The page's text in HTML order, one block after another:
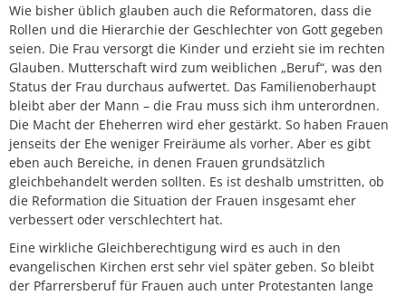
Wie bisher üblich glauben auch die Reformatoren, dass die
Rollen und die Hierarchie der Geschlechter von Gott gegeben
seien. Die Frau versorgt die Kinder und erzieht sie im rechten
Glauben. Mutterschaft wird zum weiblichen „Beruf“, was den
Status der Frau durchaus aufwertet. Das Familienoberhaupt
bleibt aber der Mann – die Frau muss sich ihm unterordnen.
Die Macht der Eheherren wird eher gestärkt. So haben Frauen
jenseits der Ehe weniger Freiräume als vorher. Aber es gibt
eben auch Bereiche, in denen Frauen grundsätzlich
gleichbehandelt werden sollten. Es ist deshalb umstritten, ob
die Reformation die Situation der Frauen insgesamt eher
verbessert oder verschlechtert hat.
Eine wirkliche Gleichberechtigung wird es auch in den
evangelischen Kirchen erst sehr viel später geben. So bleibt
der Pfarrersberuf für Frauen auch unter Protestanten lange